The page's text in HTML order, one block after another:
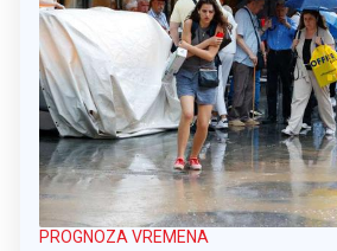
PROGNOZA VREMENA